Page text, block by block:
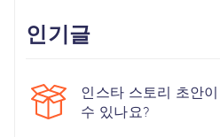
인기글
인스타 스토리 초안
수 있나요?